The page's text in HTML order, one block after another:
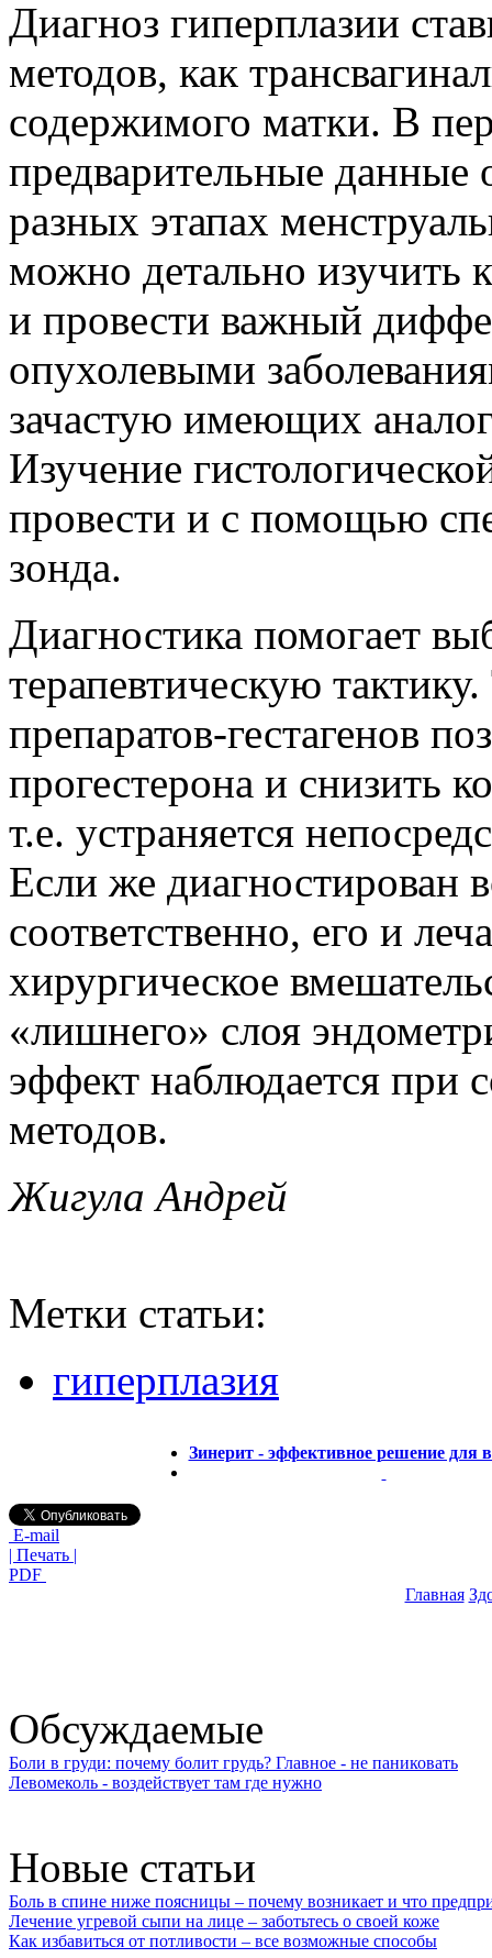
Диагноз гиперплазии
методов, как
содержимого матки. В
предварительные данные
разных этапах
можно детально изучить
и провести важный
опухолевыми
зачастую имеющих
Изучение
провести и с помощью
зонда.
Диагностика помогает
терапевтическую
препаратов-гестагенов
прогестерона и снизить
т.е. устраняется
Если же диагностирован
соответственно, его и
хирургическое
«лишнего» слоя
эффект наблюдается при
методов.
Жигула Андрей
Метки статьи:
гиперплазия
Зинерит - эффективное решение для
E-mail
| Печать |
PDF
Главная
Обсуждаемые
Боли в груди: почему болит грудь? Главное - не паниковать
Левомеколь - воздействует там где нужно
Новые статьи
Боль в спине ниже поясницы – почему возникает и что
Лечение угревой сыпи на лице – заботьтесь о своей коже
Как избавиться от потливости – все возможные способы